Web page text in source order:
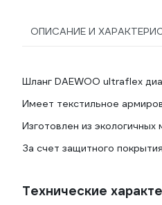
ОПИСАНИЕ И
Шланг DAEWOO ultraflex
Имеет текстильное
Изготовлен из
За счет защитного
Технические